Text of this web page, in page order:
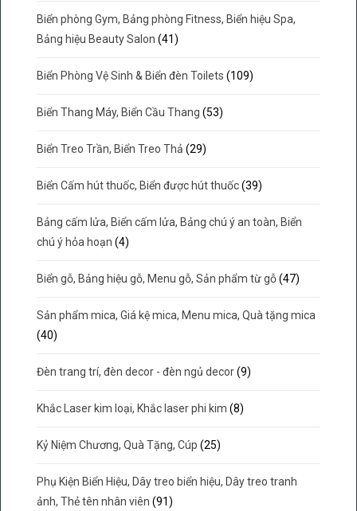
Biển phòng Gym, Bảng phòng Fitness, Biển hiệu Spa,
Bảng hiệu Beauty Salon (41)
Biển Phòng Vệ Sinh & Biển đèn Toilets (109)
Biển Thang Máy, Biển Cầu Thang (53)
Biển Treo Trần, Biển Treo Thả (29)
Biển Cấm hút thuốc, Biển được hút thuốc (39)
Bảng cấm lửa, Biển cấm lửa, Bảng chú ý an toàn, Biển
chú ý hỏa hoạn (4)
Biển gỗ, Bảng hiệu gỗ, Menu gỗ, Sản phẩm từ gỗ (47)
Sản phẩm mica, Giá kệ mica, Menu mica, Quà tặng mica
(40)
Đèn trang trí, đèn decor - đèn ngủ decor (9)
Khắc Laser kim loại, Khắc laser phi kim (8)
Kỷ Niệm Chương, Quà Tặng, Cúp (25)
Phụ Kiện Biển Hiệu, Dây treo biển hiệu, Dây treo tranh
ảnh, Thẻ tên nhân viên (91)